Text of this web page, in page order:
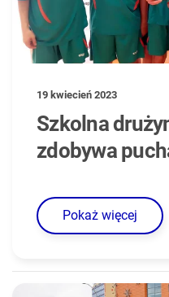
19 kwiecień 2023
Szkolna
zdobywa
Pokaż więcej